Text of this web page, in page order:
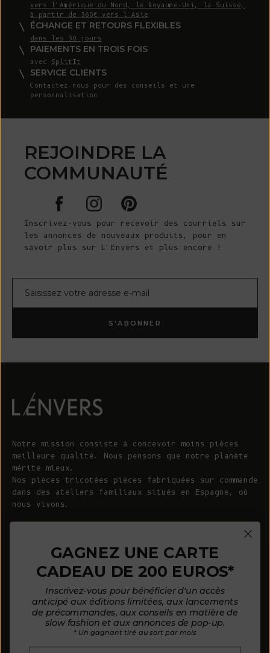
vers l'Amérique du Nord, le Royaume-Uni, la Suisse,
à partir de 360€ vers l'Asie
ÉCHANGE ET RETOURS FLEXIBLES
dans les 30 jours
PAIEMENTS EN TROIS FOIS
avec SplitIt
SERVICE CLIENTS
Contactez-nous pour des conseils et une
personnalisation
REJOINDRE LA
COMMUNAUTÉ
Inscrivez-vous pour recevoir des courriels sur
les annonces de nouveaux produits, pour en
savoir plus sur L'Envers et plus encore !
S'ABONNER
Notre mission consiste à concevoir moins pièces
meilleure qualité. Nous pensons que notre planète
mérite mieux.
Nos pièces tricotées pièces fabriquées sur commande
dans des ateliers familiaux situés en Espagne, où
nous vivons.
Nous contacter
À PROPOS DE L'ENVERS
À propos de nous
Notre philosophie
Nos matières
GAGNEZ UNE CARTE
CADEAU DE 200 EUROS*
Inscrivez-vous pour bénéficier d'un accès
anticipé aux éditions limitées, aux lancements
de précommandes, aux conseils en matière de
slow fashion et aux annonces de pop-up.
* Un gagnant tiré au sort par mois